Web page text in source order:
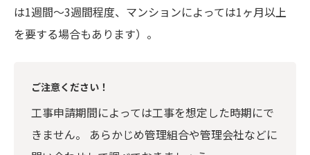
は1週間～3週間程度、マンションによっては1ヶ月以上
を要する場合もあります）。
ご注意ください！
工事申請期間によっては工事を想定した時期にで
きません。 あらかじめ管理組合や管理会社などに